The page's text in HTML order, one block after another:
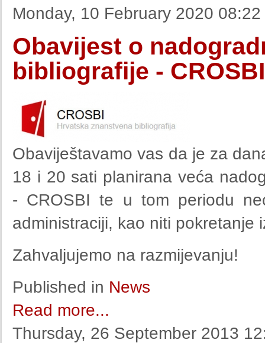
Monday, 10 February 2020 08:22
Obavijest o
bibliografije - CROSBI
Obaviještavamo vas da je za
18 i 20 sati planirana veća
- CROSBI te u tom periodu
administraciji, kao niti pokretanje
Zahvaljujemo na razmijevanju!
Published in News
Read more...
Thursday, 26 September 2013